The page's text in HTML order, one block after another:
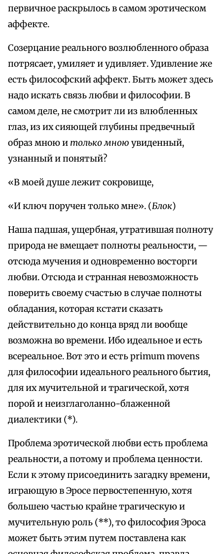
первичное раскрылось в самом эротическом
аффекте.
Созерцание реального возлюбленного образа
потрясает, умиляет и удивляет. Удивление же
есть философский аффект. Быть может здесь
надо искать связь любви и философии. В
самом деле, не смотрит ли из влюбленных
глаз, из их сияющей глубины предвечный
образ мною и только мною увиденный,
узнанный и понятый?
«В моей душе лежит сокровище,
«И ключ поручен только мне». (Блок)
Наша падшая, ущербная, утратившая полноту
природа не вмещает полноты реальности, —
отсюда мучения и одновременно восторги
любви. Отсюда и странная невозможность
поверить своему счастью в случае полноты
обладания, которая кстати сказать
действительно до конца вряд ли вообще
возможна во времени. Ибо идеальное и есть
всереальное. Вот это и есть primum movens
для философии идеального реального бытия,
для их мучительной и трагической, хотя
порой и неизглаголанно-блаженной
диалектики (*).
Проблема эротической любви есть проблема
реальности, а потому и проблема ценности.
Если к этому присоединить загадку времени,
играющую в Эросе первостепенную, хотя
большею частью крайне трагическую и
мучительную роль (**), то философия Эроса
может быть этим путем поставлена как